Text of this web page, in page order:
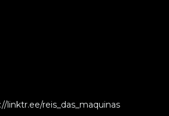
linktr.ee/reis_das_maquinas